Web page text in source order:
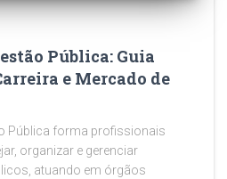
Pública: Guia
e Mercado de
Pública forma profissionais
organizar e gerenciar
atuando em órgãos